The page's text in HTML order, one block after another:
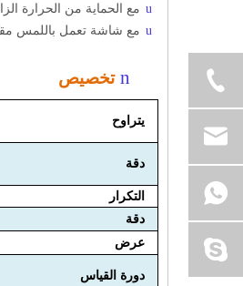
u مع الحماية من الحرارة
u مع شاشة تعمل باللمس مقاس 7 بوصة وواجهة تشغيل بسيطة، يسهل على المستخدمين التعلم
n تخصيص
يتراوح
دقة
التكرار
دقة
عرض
دورة القياس